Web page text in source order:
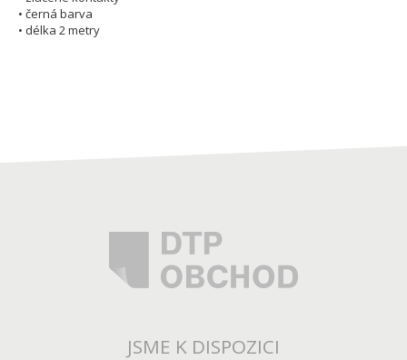
• černá barva
• délka 2 metry
JSME K DISPOZICI